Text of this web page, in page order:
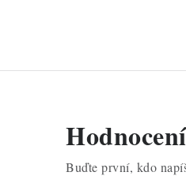
Buďte první, kdo